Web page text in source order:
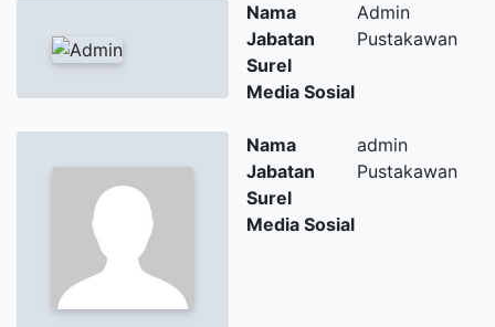
Nama
Admin
Jabatan
Pustakawan
Surel
Media Sosial
Nama
admin
Jabatan
Pustakawan
Surel
Media Sosial